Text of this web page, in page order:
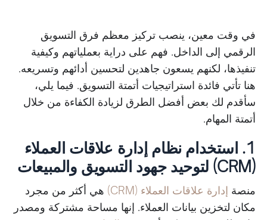
في وقت معين، ينصب تركيز معظم فرق التسويق
الرقمي إلى الداخل. فهم على دراية بعملياتهم وكيفية
تنفيذها، لكنهم يسعون جاهدين لتحسين أدائهم وتسريعه.
هنا تأتي فائدة استراتيجيات أتمتة التسويق. فيما يلي،
سأقدم لك بعض أفضل الطرق لزيادة الكفاءة من خلال
أتمتة المهام.
1. استخدام نظام إدارة علاقات العملاء
(CRM) لتوحيد جهود التسويق والمبيعات
منصة إدارة علاقات العملاء (CRM)
هي أكثر من مجرد
مكان لتخزين بيانات العملاء. إنها مساحة مشتركة ومصدر